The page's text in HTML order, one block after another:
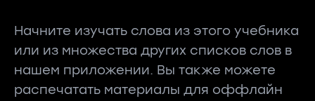
Начните изучать слова из этого учебника
или из множества других списков слов в
нашем приложении. Вы также можете
распечатать материалы для оффлайн